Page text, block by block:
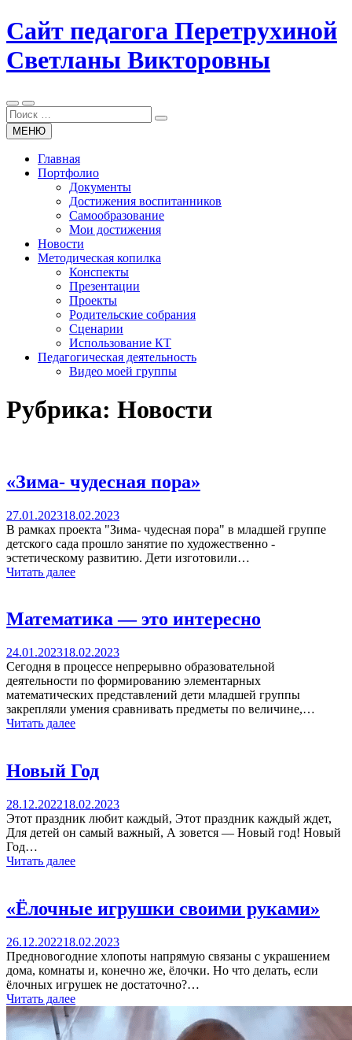
Перейти
к
содержанию
Сайт педагога Перетрухиной
Светланы Викторовны
Поиск
для:
МЕНЮ
Главная
Портфолио
Документы
Достижения воспитанников
Самообразование
Мои достижения
Новости
Методическая копилка
Конспекты
Презентации
Проекты
Родительские собрания
Сценарии
Использование КТ
Педагогическая деятельность
Видео моей группы
Рубрика: Новости
«Зима- чудесная пора»
27.01.202318.02.2023
В рамках проекта "Зима- чудесная пора" в младшей группе
детского сада прошло занятие по художественно -
эстетическому развитию. Дети изготовили…
Читать далее
Математика — это интересно
24.01.202318.02.2023
Сегодня в процессе непрерывно образовательной
деятельности по формированию элементарных
математических представлений дети младшей группы
закрепляли умения сравнивать предметы по величине,…
Читать далее
Новый Год
28.12.202218.02.2023
Этот праздник любит каждый, Этот праздник каждый ждет,
Для детей он самый важный, А зовется — Новый год! Новый
Год…
Читать далее
«Ёлочные игрушки своими руками»
26.12.202218.02.2023
Предновогодние хлопоты напрямую связаны с украшением
дома, комнаты и, конечно же, ёлочки. Но что делать, если
ёлочных игрушек не достаточно?…
Читать далее